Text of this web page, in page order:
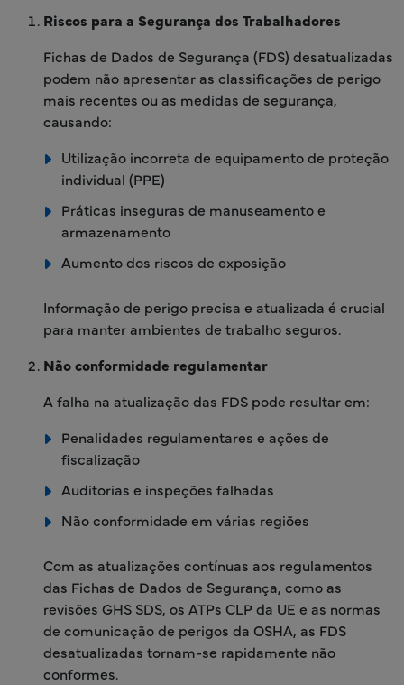
Riscos para a Segurança dos Trabalhadores
Fichas de Dados de Segurança (FDS) desatualizadas
podem não apresentar as classificações de perigo
mais recentes ou as medidas de segurança,
causando:
Utilização incorreta de equipamento de proteção
individual (PPE)
Práticas inseguras de manuseamento e
armazenamento
Aumento dos riscos de exposição
Informação de perigo precisa e atualizada é crucial
para manter ambientes de trabalho seguros.
Não conformidade regulamentar
A falha na atualização das FDS pode resultar em:
Penalidades regulamentares e ações de
fiscalização
Auditorias e inspeções falhadas
Não conformidade em várias regiões
Com as atualizações contínuas aos regulamentos
das Fichas de Dados de Segurança, como as
revisões GHS SDS, os ATPs CLP da UE e as normas
de comunicação de perigos da OSHA, as FDS
desatualizadas tornam-se rapidamente não
conformes.